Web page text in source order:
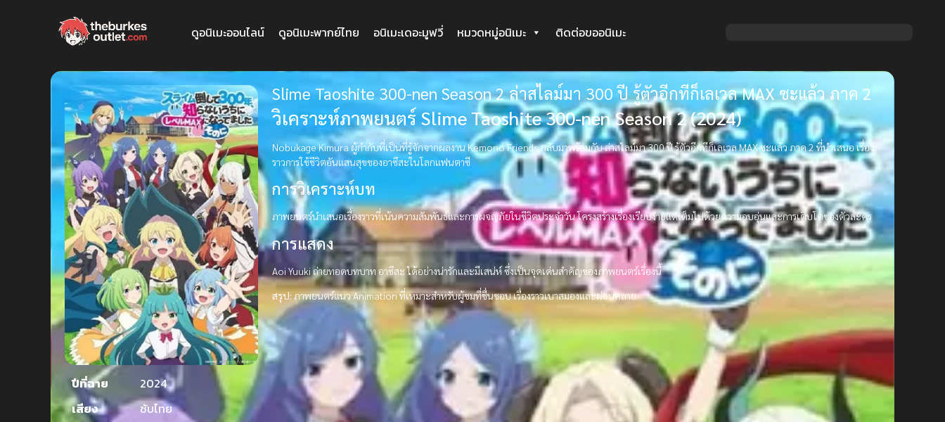
ดูอนิเมะออนไลน์ ดูอนิเมะพากย์ไทย อนิเมะเดอะมูฟวี่ หมวดหมู่อนิเมะ ติดต่อขออนิเมะ
ปีที่ฉาย
2024
เสียง
ซับไทย
Slime Taoshite 300-nen Season 2 ล่าสไลม์มา 300 ปี รู้ตัวอีกทีก็เลเวล MAX ซะแล้ว ภาค 2
วิเคราะห์ภาพยนตร์ Slime Taoshite 300-nen Season 2 (2024)
Nobukage Kimura ผู้กำกับที่เป็นที่รู้จักจากผลงาน Kemono Friends กลับมาพร้อมกับ ล่าสไลม์มา 300 ปี รู้ตัวอีกทีก็เลเวล MAX ซะแล้ว ภาค 2 ที่นำเสนอ เรื่อง
ราวการใช้ชีวิตอันแสนสุขของอาซึสะในโลกแฟนตาซี
การวิเคราะห์บท
ภาพยนตร์นำเสนอเรื่องราวที่เน้นความสัมพันธ์และการผจญภัยในชีวิตประจำวัน โครงสร้างเรื่องเรียบง่ายแต่เต็มไปด้วยความอบอุ่นและการเติบโตของตัวละคร
การแสดง
Aoi Yuuki ถ่ายทอดบทบาท อาซึสะ ได้อย่างน่ารักและมีเสน่ห์ ซึ่งเป็นจุดเด่นสำคัญของภาพยนตร์เรื่องนี้
สรุป:ภาพยนตร์แนว Animation ที่เหมาะสำหรับผู้ชมที่ชื่นชอบ เรื่องราวเบาสมองและผ่อนคลาย